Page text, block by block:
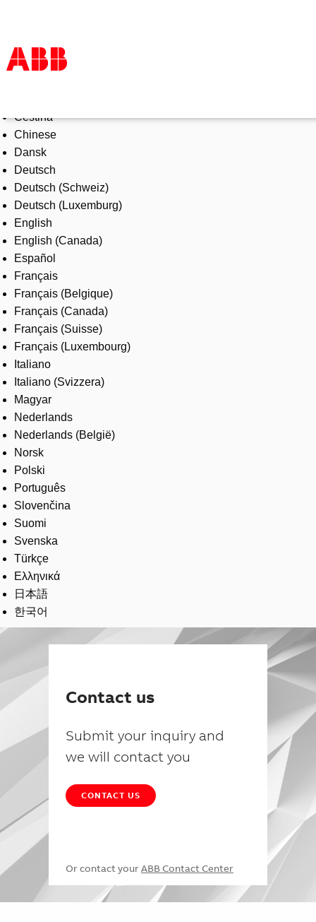
Products & Solutions
Industries
Services
About us
Where to buy
Contact us
Careers
Čeština
Chinese
Dansk
Deutsch
Deutsch (Schweiz)
Deutsch (Luxemburg)
English
English (Canada)
Español
Français
Français (Belgique)
Français (Canada)
Français (Suisse)
Français (Luxembourg)
Italiano
Italiano (Svizzera)
Magyar
Nederlands
Nederlands (België)
Norsk
Polski
Português
Slovenčina
Suomi
Svenska
Türkçe
Ελληνικά
日本語
한국어
Contact us
Submit your inquiry and
we will contact you
CONTACT US
Or contact your ABB Contact Center